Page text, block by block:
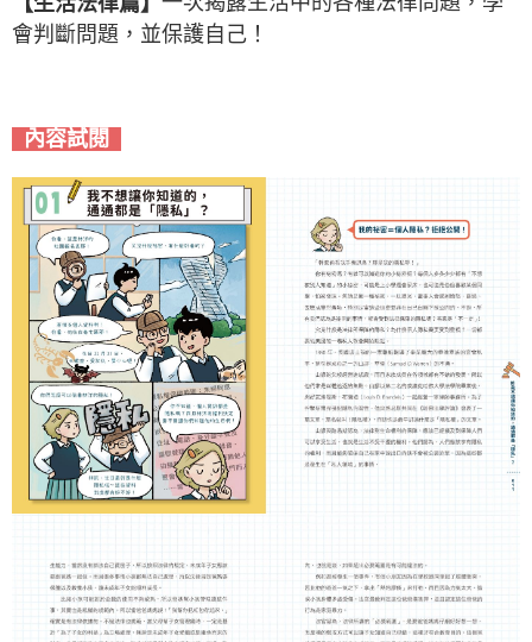
會判斷問題，並保護自己！
內容試閱